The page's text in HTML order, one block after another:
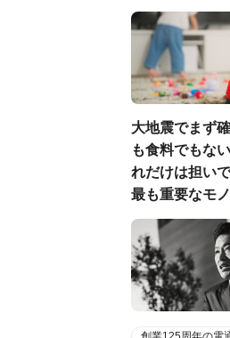
大地震でまず
も食料でもな
れだけは担い
最も重要なモ